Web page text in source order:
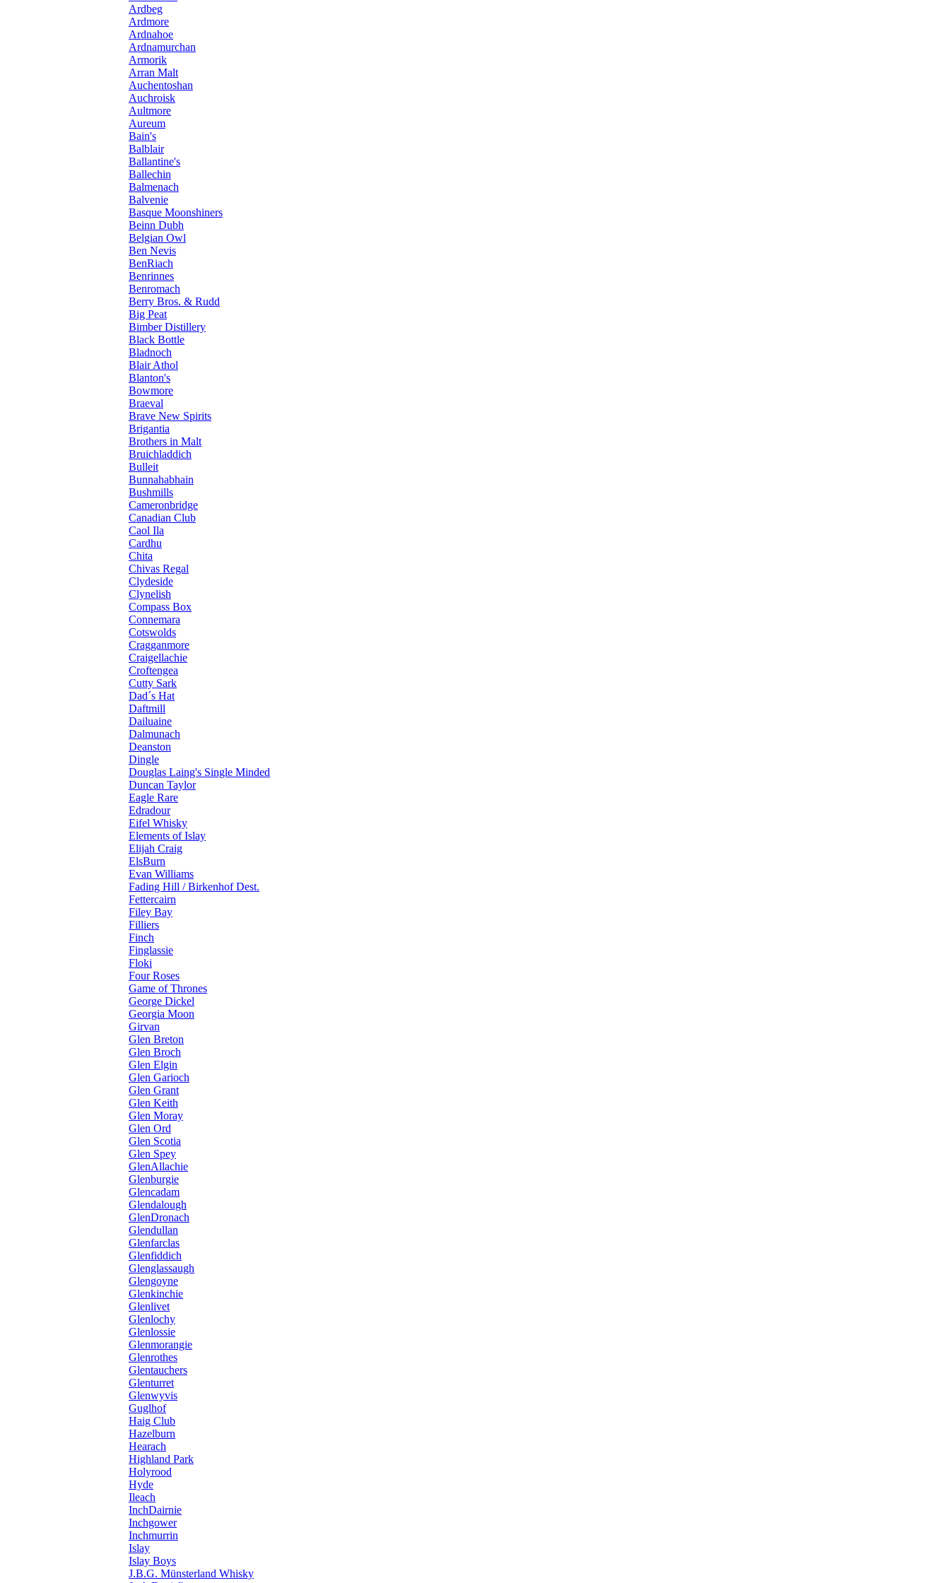
Ardbeg
Ardmore
Ardnahoe
Ardnamurchan
Armorik
Arran Malt
Auchentoshan
Auchroisk
Aultmore
Aureum
Bain's
Balblair
Ballantine's
Ballechin
Balmenach
Balvenie
Basque Moonshiners
Beinn Dubh
Belgian Owl
Ben Nevis
BenRiach
Benrinnes
Benromach
Berry Bros. & Rudd
Big Peat
Bimber Distillery
Black Bottle
Bladnoch
Blair Athol
Blanton's
Bowmore
Braeval
Brave New Spirits
Brigantia
Brothers in Malt
Bruichladdich
Bulleit
Bunnahabhain
Bushmills
Cameronbridge
Canadian Club
Caol Ila
Cardhu
Chita
Chivas Regal
Clydeside
Clynelish
Compass Box
Connemara
Cotswolds
Cragganmore
Craigellachie
Croftengea
Cutty Sark
Dad´s Hat
Daftmill
Dailuaine
Dalmunach
Deanston
Dingle
Douglas Laing's Single Minded
Duncan Taylor
Eagle Rare
Edradour
Eifel Whisky
Elements of Islay
Elijah Craig
ElsBurn
Evan Williams
Fading Hill / Birkenhof Dest.
Fettercairn
Filey Bay
Filliers
Finch
Finglassie
Floki
Four Roses
Game of Thrones
George Dickel
Georgia Moon
Girvan
Glen Breton
Glen Broch
Glen Elgin
Glen Garioch
Glen Grant
Glen Keith
Glen Moray
Glen Ord
Glen Scotia
Glen Spey
GlenAllachie
Glenburgie
Glencadam
Glendalough
GlenDronach
Glendullan
Glenfarclas
Glenfiddich
Glenglassaugh
Glengoyne
Glenkinchie
Glenlivet
Glenlochy
Glenlossie
Glenmorangie
Glenrothes
Glentauchers
Glenturret
Glenwyvis
Guglhof
Haig Club
Hazelburn
Hearach
Highland Park
Holyrood
Hyde
Ileach
InchDairnie
Inchgower
Inchmurrin
Islay
Islay Boys
J.B.G. Münsterland Whisky